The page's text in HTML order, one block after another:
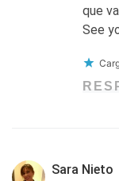
que
See
Sara Nieto